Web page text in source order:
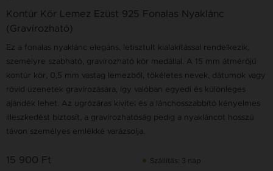
Kontúr Kör Lemez Ezüst 925 Fonalas Nyaklánc
(Gravírozható)
Ez a fonalas nyaklánc elegáns, letisztult kialakítással rendelkezik,
személyre szabható, gravírozható kör medállal. A 15 mm átmérőjű
kontúr kör, 0,5 mm vastag lemezből, tökéletes nevek, dátumok vagy
rövid üzenetek gravírozására, így valóban egyedi és különleges
ajándék lehet. Az ugrózáras kivitel és a lánchosszabbító kényelmes
illeszkedést biztosít, a gravírozhatóság pedig a nyakláncot hosszú
távon személyes emlékké varázsolja.
15 900 Ft Szállítás: 3 nap